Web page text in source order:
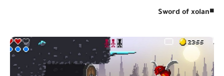
◾
Sword of xolan